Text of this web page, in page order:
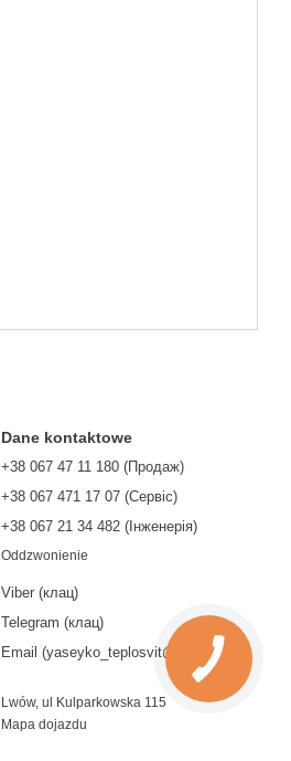
Dane kontaktowe
+38 067 47 11 180 (Продаж)
+38 067 471 17 07 (Сервіс)
‎+38 067 21 34 482 (Інженерія)
Oddzwonienie
Viber (клац)
Telegram (клац)
Email (yaseyko_teplosvit@ukr.net)
Lwów, ul Kulparkowska 115
Mapa dojazdu